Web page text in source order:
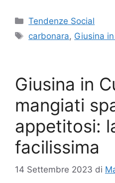
Categorie
Tendenze Social
Tag
carbonara, Giusina
Giusina in
mangiati
appetitosi:
facilissima
14 Settembre 2023 di